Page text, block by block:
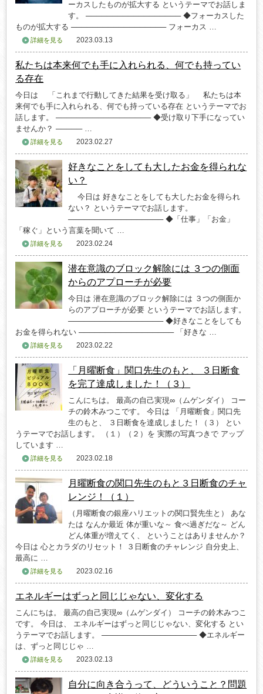
ーカスしたものが拡大する というテーマでお話しま
す。 ────────────────── ◆フォーカスした
ものが拡大する ────────────────── フォーカス …
詳細を見る 2023.03.13
私たちは本来何でも手に入れられる、何でも持ってい
る存在
今日は 「これまで行動してきた結果を受け取る」 私たちは本
来何でも手に入れられる、何でも持っている存在 というテーマでお
話します。 ────────────────── ◆受け取り下手になってい
ませんか？ ───── …
詳細を見る 2023.02.27
好きなことをしても大したお金を得られな
い？
今日は 好きなことをしても大したお金を得られ
ない？ というテーマでお話します。
────────────────── ◆「仕事」「お金」
「稼ぐ」という言葉を聞いて …
詳細を見る 2023.02.24
潜在意識のブロック解除には ３つの側面
からのアプローチが必要
今日は 潜在意識のブロック解除には ３つの側面か
らのアプローチが必要 というテーマでお話します。
────────────────── ◆好きなことをしても
お金を得られない ────────────────── 「好きな …
詳細を見る 2023.02.22
「月曜断食」関口先生のもと、 ３日断食
を完了達成しました！（３）
こんにちは。 最高の自己実現∞（ムゲンダイ） コー
チの鈴木みつこです。 今日は 「月曜断食」関口先
生のもと、 ３日断食を達成しました！（３） とい
うテーマでお話します。 （１）（２）を 実際の写真つきで アップ
しています …
詳細を見る 2023.02.18
月曜断食の関口先生のもと３日断食のチャ
レンジ！（１）
（月曜断食の銀座ハリエットの関口賢先生と） あな
たは なんか最近 体が重いな～ 食べ過ぎだな～ どん
どん体重が増えてく、 ということはありませんか？
今日は 心とカラダのリセット！ ３日断食のチャレンジ 自分史上、
最高に …
詳細を見る 2023.02.16
エネルギーはずっと同じじゃない、変化する
こんにちは。 最高の自己実現∞（ムゲンダイ） コーチの鈴木みつこ
です。 今日は、 エネルギーはずっと同じじゃない、変化する とい
うテーマでお話します。 ────────────────── ◆エネルギー
は、ずっと同じじゃ …
詳細を見る 2023.02.13
自分に向き合うって、どういうこと？問題